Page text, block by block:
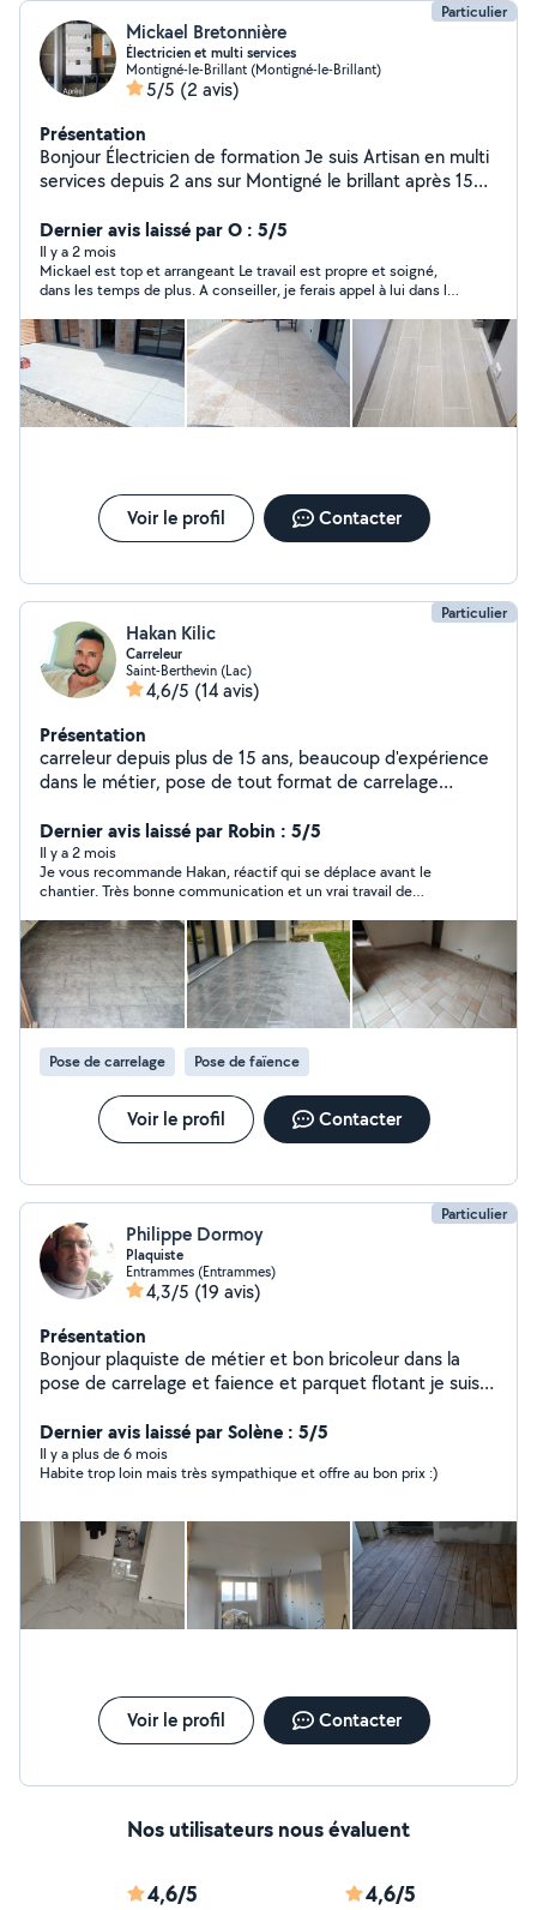
Particulier
Mickael Bretonnière
Électricien et multi services
Montigné-le-Brillant (Montigné-le-Brillant)
5/5 (2 avis)
Présentation
Bonjour Électricien de formation Je suis Artisan en multi
services depuis 2 ans sur Montigné le brillant après 15
une grande société ( électricité générale et haute
tension, plomberie, placo, carrelage , peinture, montage
de meubles...)
Dernier avis laissé par O : 5/5
Il y a 2 mois
Mickael est top et arrangeant Le travail est propre et soigné,
dans les temps de plus. A conseiller, je ferais appel à lui dans le
Voir le profil Contacter
Particulier
Hakan Kilic
Carreleur
Saint-Berthevin (Lac)
4,6/5 (14 avis)
Présentation
carreleur depuis plus de 15 ans, beaucoup d'expérience
dans le métier, pose de tout format de carrelage
carrelage collé et/ou scellé ( sur chape traditionnelle ),
pose de tout type de faïence salle de bain, baignoire,
réalisation de douche à l'italienne etc...
Dernier avis laissé par Robin : 5/5
Il y a 2 mois
Je vous recommande Hakan, réactif qui se déplace avant le
chantier. Très bonne communication et un vrai travail de
Pose de carrelage Pose de faïence
Voir le profil Contacter
Particulier
Philippe Dormoy
Plaquiste
Entrammes (Entrammes)
4,3/5 (19 avis)
Présentation
Bonjour plaquiste de métier et bon bricoleur dans la
pose de carrelage et faience et parquet flotant je suis
et propre
Dernier avis laissé par Solène : 5/5
Il y a plus de 6 mois
Habite trop loin mais très sympathique et offre au bon prix :)
Voir le profil Contacter
Nos utilisateurs nous évaluent
4,6/5 4,6/5